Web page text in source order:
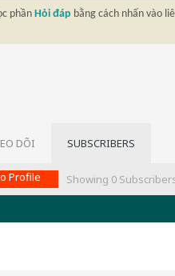
phần Hỏi đáp bằng cách nhấn vào
DÕI SUBSCRIBERS
Profile Showing 0